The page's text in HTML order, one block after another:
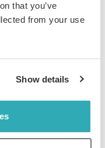
that you’ve
from your use
Show details
audio y haz clic en